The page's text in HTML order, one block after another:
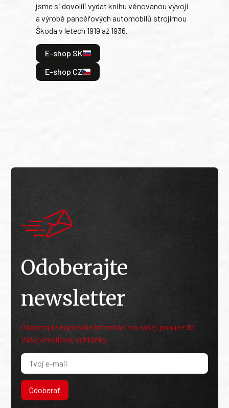
jsme si dovolili vydat knihu věnovanou vývoji
a výrobě pancéřových automobilů strojírnou
Škoda v letech 1919 až 1936.
E-shop SK
E-shop CZ
Odoberajte
newsletter
Odoberajte najnovšie informácie o našej ponuke do
Vašej emailovej schránky.
Odoberať